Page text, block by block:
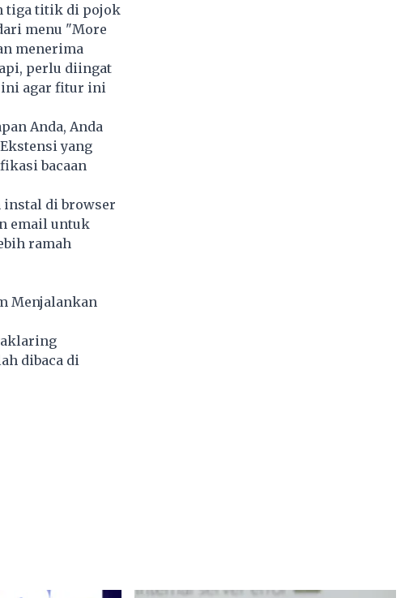
tiga titik di pojok
menu "More
menerima
perlu diingat
ini agar fitur ini
Anda, Anda
yang
bacaan
instal di browser
email untuk
ramah
Menjalankan
dibaca di